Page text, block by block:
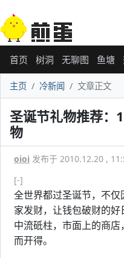
首页 树洞 无聊图 鱼塘
主页 冷新闻 文章正文
圣诞节礼物推荐：
物
oioi 发布于 2010.12.20 ,
[-]
全世界都过圣诞节，不
家发财，让钱包破财的
中流砥柱，市面上的商
而开得。